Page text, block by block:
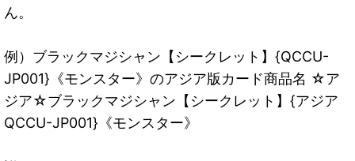
ん。
例）ブラックマジシャン【シークレット】{QCCU-
JP001}《モンスター》のアジア版カード商品名 ☆ア
ジア☆ブラックマジシャン【シークレット】{アジア
QCCU-JP001}《モンスター》